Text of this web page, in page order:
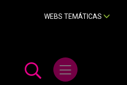
WEBS TEMÁTICAS
Abrir menú